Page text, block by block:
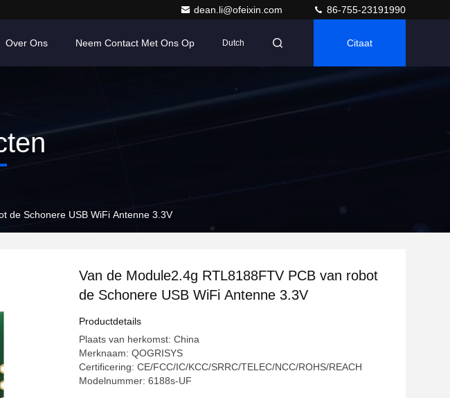
dean.li@ofeixin.com 86-755-23191990
Over Ons Neem Contact Met Ons Op Dutch Citaat
de Schonere USB WiFi Antenne 3.3V
Van de Module2.4g RTL8188FTV PCB van robot
de Schonere USB WiFi Antenne 3.3V
Productdetails
Plaats van herkomst: China
Merknaam: QOGRISYS
Certificering: CE/FCC/IC/KCC/SRRC/TELEC/NCC/ROHS/REACH
Modelnummer: 6188s-UF